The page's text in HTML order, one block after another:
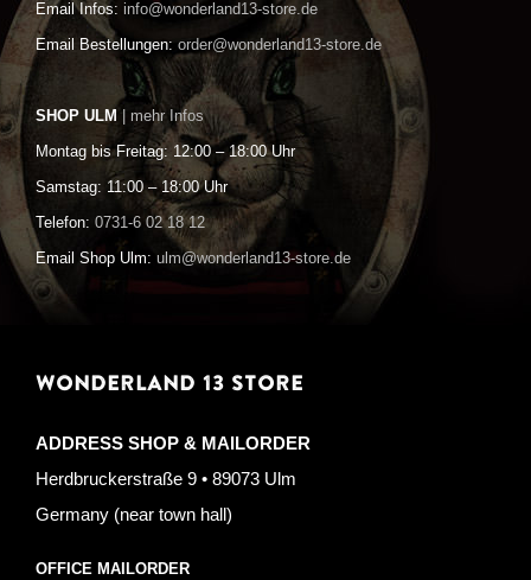
Email Infos: info@wonderland13-store.de
Email Bestellungen: order@wonderland13-store.de
SHOP ULM | mehr Infos
Montag bis Freitag: 12:00 – 18:00 Uhr
Samstag: 11:00 – 18:00 Uhr
Telefon: 0731-6 02 18 12
Email Shop Ulm: ulm@wonderland13-store.de
WONDERLAND 13 STORE
ADDRESS SHOP & MAILORDER
Herdbruckerstraße 9 • 89073 Ulm
Germany (near town hall)
OFFICE MAILORDER